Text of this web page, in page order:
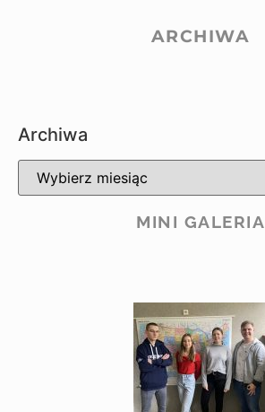
ARCHIWA
Archiwa
MINI GALERIA